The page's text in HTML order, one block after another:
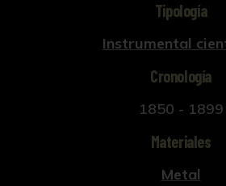
Tipología
Instrumental
Cronología
1850 - 1899
Materiales
Metal